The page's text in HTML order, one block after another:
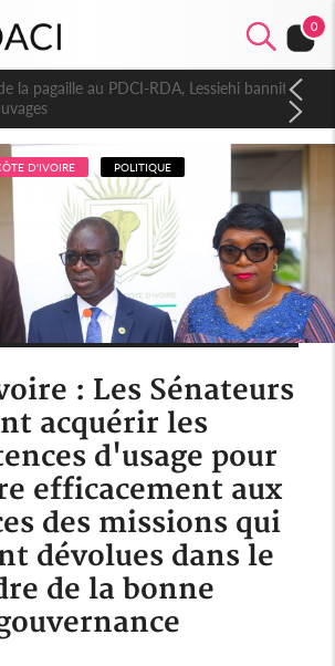
0
la pagaille au PDCI-RDA, Lessiehi bannit
D'IVOIRE POLITIQUE
: Les Sénateurs
acquérir les
d'usage pour
efficacement aux
des missions qui
dévolues dans le
de la bonne